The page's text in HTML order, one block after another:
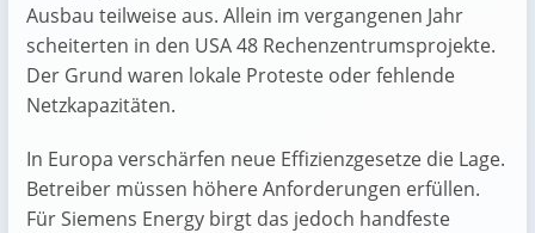
Ausbau teilweise aus. Allein im vergangenen Jahr
scheiterten in den USA 48 Rechenzentrumsprojekte.
Der Grund waren lokale Proteste oder fehlende
Netzkapazitäten.
In Europa verschärfen neue Effizienzgesetze die Lage.
Betreiber müssen höhere Anforderungen erfüllen.
Für Siemens Energy birgt das jedoch handfeste